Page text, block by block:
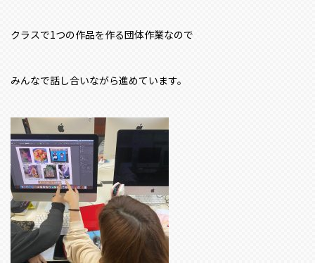
クラスで1つの作品を作る団体作業なので
みんなで話し合いながら進めています。